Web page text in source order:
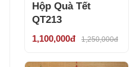
Hộp Quà Tết
QT213
1,100,000đ 1,250,000đ